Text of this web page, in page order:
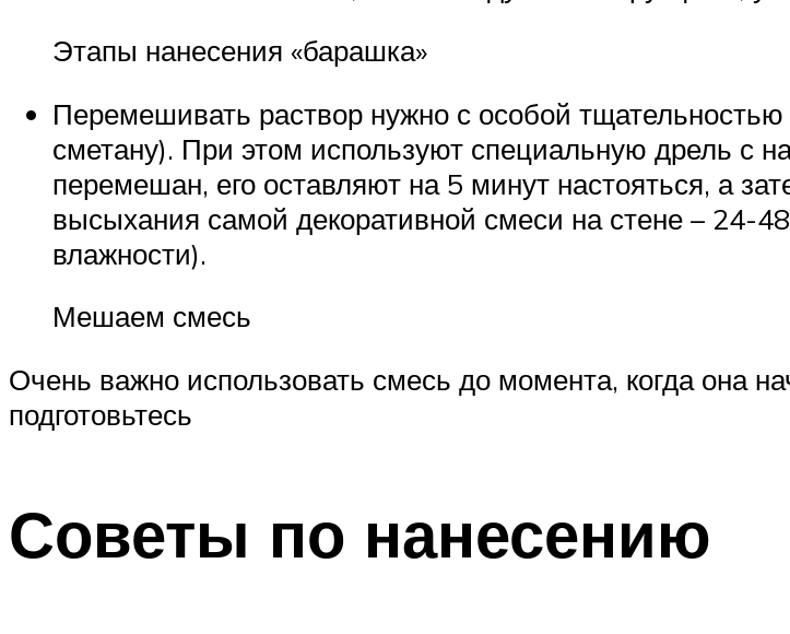
Этапы нанесения «барашка»
Перемешивать раствор нужно с особой
сметану). При этом используют специальную дрель с
перемешан, его оставляют на 5 минут настояться, а
высыхания самой декоративной смеси на стене – 24-
влажности).
Мешаем смесь
Очень важно использовать смесь до момента, когда она
подготовьтесь
Советы по нанесению